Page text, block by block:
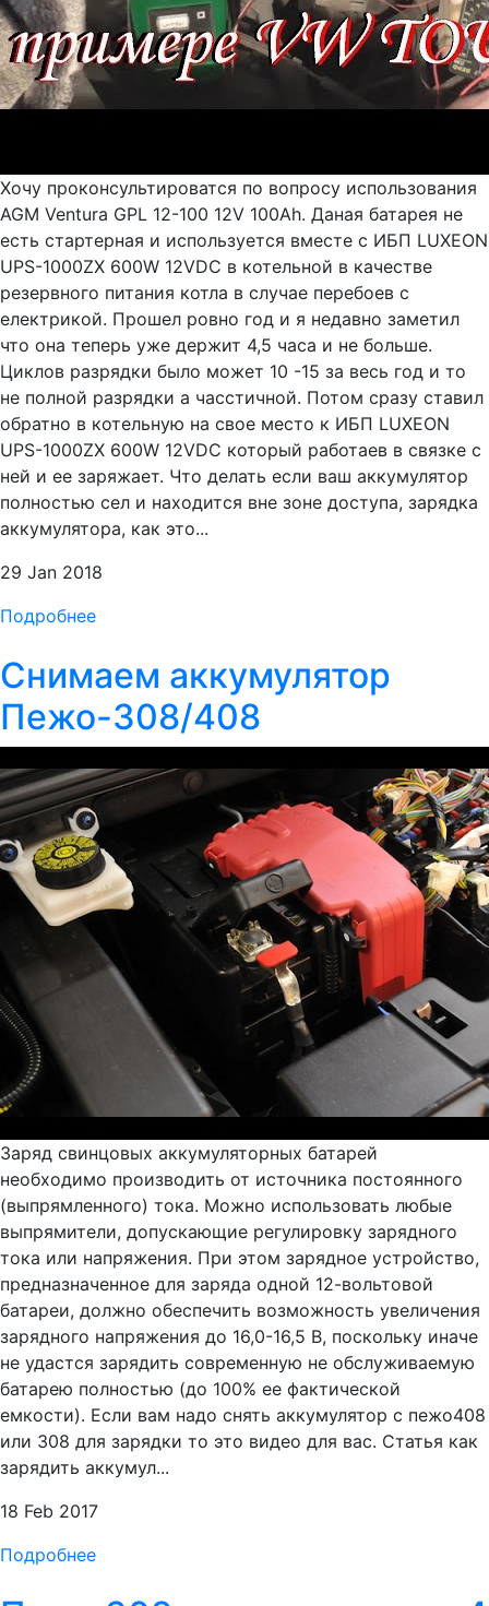
Хочу проконсультироватся по вопросу использования
AGM Ventura GPL 12-100 12V 100Ah. Даная батарея не
есть стартерная и используется вместе с ИБП LUXEON
UPS-1000ZX 600W 12VDC в котельной в качестве
резервного питания котла в случае перебоев с
електрикой. Прошел ровно год и я недавно заметил
что она теперь уже держит 4,5 часа и не больше.
Циклов разрядки было может 10 -15 за весь год и то
не полной разрядки а часстичной. Потом сразу ставил
обратно в котельную на свое место к ИБП LUXEON
UPS-1000ZX 600W 12VDC который работаев в связке с
ней и ее заряжает. Что делать если ваш аккумулятор
полностью сел и находится вне зоне доступа, зарядка
аккумулятора, как это...
29 Jan 2018
Подробнее
Снимаем аккумулятор
Пежо-308/408
Заряд свинцовых аккумуляторных батарей
необходимо производить от источника постоянного
(выпрямленного) тока. Можно использовать любые
выпрямители, допускающие регулировку зарядного
тока или напряжения. При этом зарядное устройство,
предназначенное для заряда одной 12-вольтовой
батареи, должно обеспечить возможность увеличения
зарядного напряжения до 16,0-16,5 В, поскольку иначе
не удастся зарядить современную не обслуживаемую
батарею полностью (до 100% ее фактической
емкости). Если вам надо снять аккумулятор с пежо408
или 308 для зарядки то это видео для вас. Статья как
зарядить аккумул...
18 Feb 2017
Подробнее